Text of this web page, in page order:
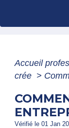
Accueil
crée >
Vérifié le 01 Jan